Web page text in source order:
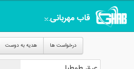
قاب مهربانیکهگیلویه و بویراحمد
درخواست ها هدیه به دوست